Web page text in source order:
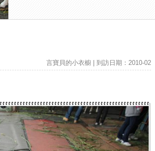
言寶貝的小衣櫥 | 到訪日期：2010-02